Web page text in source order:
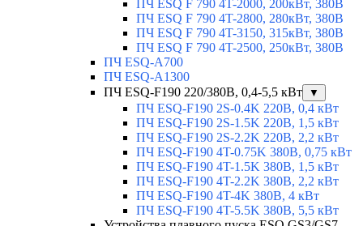
ПЧ ESQ F 790 4T-2000, 200кВт, 380В
ПЧ ESQ F 790 4T-2800, 280кВт, 380В
ПЧ ESQ F 790 4T-3150, 315кВт, 380В
ПЧ ESQ F 790 4T-2500, 250кВт, 380В
ПЧ ESQ-A700
ПЧ ESQ-A1300
ПЧ ESQ-F190 220/380В, 0,4-5,5 кВт
▼
ПЧ ESQ-F190 2S-0.4K 220В, 0,4 кВт
ПЧ ESQ-F190 2S-1.5K 220В, 1,5 кВт
ПЧ ESQ-F190 2S-2.2K 220В, 2,2 кВт
ПЧ ESQ-F190 4T-0.75K 380В, 0,75 кВт
ПЧ ESQ-F190 4T-1.5K 380В, 1,5 кВт
ПЧ ESQ-F190 4T-2.2K 380В, 2,2 кВт
ПЧ ESQ-F190 4T-4K 380В, 4 кВт
ПЧ ESQ-F190 4T-5.5K 380В, 5,5 кВт